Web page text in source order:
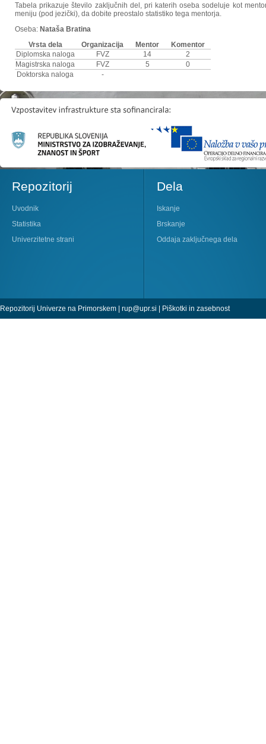
Tabela prikazuje število zaključnih del, pri katerih oseba sodeluje kot
meniju (pod jezički), da dobite preostalo statistiko tega mentorja.
Oseba: Nataša Bratina
Vrsta dela
Organizacija Mentor
Komentor
Diplomska naloga
FVZ 14
2
Magistrska naloga
FVZ 5
0
Doktorska naloga
-
Repozitorij
Uvodnik
Statistika
Univerzitetne strani
Dela
Iskanje
Brskanje
Oddaja zaključnega dela
Repozitorij Univerze na Primorskem | rup@upr.si | Piškotki in zasebnost